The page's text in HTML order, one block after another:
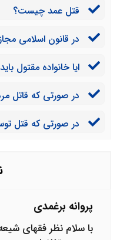
ایا خانواده مقتول
در صورتی که قاتل
در صورتی که قتل
پروانه برغمدی
با سلام نظر فقهای